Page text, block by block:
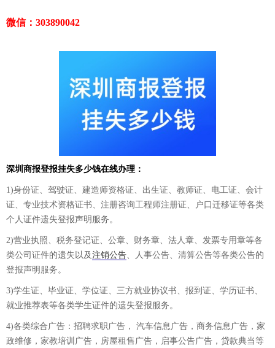
微信：303890042
深圳商报登报挂失多少钱在线办理：
1)身份证、驾驶证、建造师资格证、出生证、教师证、电工证、会计
证、专业技术资格证书、注册咨询工程师注册证、户口迁移证等各类
个人证件遗失登报声明服务。
2)营业执照、税务登记证、公章、财务章、法人章、发票专用章等各
类公司证件的遗失以及注销公告、人事公告、清算公告等各类公告的
登报声明服务。
3)学生证、毕业证、学位证、三方就业协议书、报到证、学历证书、
就业推荐表等各类学生证件的遗失登报服务。
4)各类综合广告：招聘求职广告， 汽车信息广告，商务信息广告，家
政维修，家教培训广告，房屋租售广告，启事公告广告，贷款典当等